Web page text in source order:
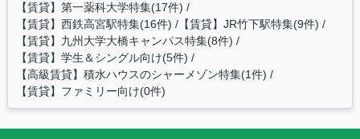
【賃貸】第一薬科大学特集(17件)
【賃貸】西鉄高宮駅特集(16件) 【賃貸】JR竹下駅特集(9件)
【賃貸】九州大学大橋キャンパス特集(8件)
【賃貸】学生＆シングル向け(5件)
【高級賃貸】積水ハウスのシャーメゾン特集(1件)
【賃貸】ファミリー向け(0件)